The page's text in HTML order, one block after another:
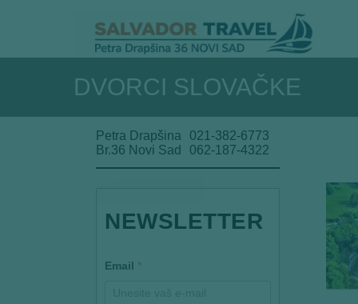
DVORCI SLOVAČKE
Petra Drapšina
Br.36 Novi Sad
021-382-6773
062-187-4322
NEWSLETTER
m
Email *